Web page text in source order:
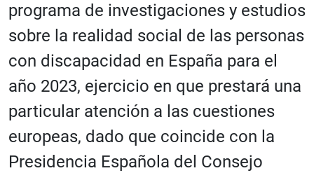
programa de investigaciones y estudios
sobre la realidad social de las personas
con discapacidad en España para el
año 2023, ejercicio en que prestará una
particular atención a las cuestiones
europeas, dado que coincide con la
Presidencia Española del Consejo